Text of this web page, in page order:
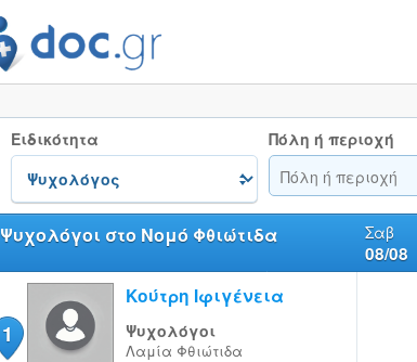
Ειδικότητα Πόλη ή περιοχή
Σαβ
08/08
Ψυχολόγοι στο Νομό Φθιώτιδα
1
Κούτρη Ιφιγένεια
Ψυχολόγοι
Λαμία Φθιώτιδα